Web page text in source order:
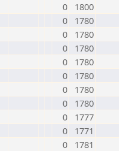
0
1800
0
1780
0
1780
0
1780
0
1780
0
1780
0
1780
0
1780
0
1777
0
1771
0
1781